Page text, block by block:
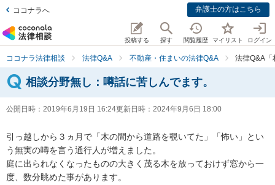
ココナラへ 弁護士の方はこちら
投稿する 探す 閲覧履歴 マイリスト ログイン
ココナラ法律相談 法律Q&A 不動産・住まいの法律Q&A 法律Q&A「
相談分野無し：噂話に苦しんでます。
公開日時： 2019年6月19日 16:24更新日時： 2024年9月6日 18:00
引っ越しから３ヵ月で「木の間から道路を覗いてた」「怖い」とい
う無実の噂を言う通行人が増えました。
庭に出られなくなったものの大きく茂る木を放っておけず窓から一
度、数分眺めた事があります。